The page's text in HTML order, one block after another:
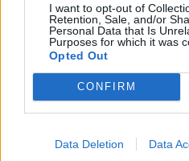
I want to opt-out of
Retention, Sale, and/or
Personal Data that Is
Purposes for which it was
Opted Out
CONFIRM
Data Deletion Data
Νεαρή
έγινε
ΠΡΙΝ 10
την